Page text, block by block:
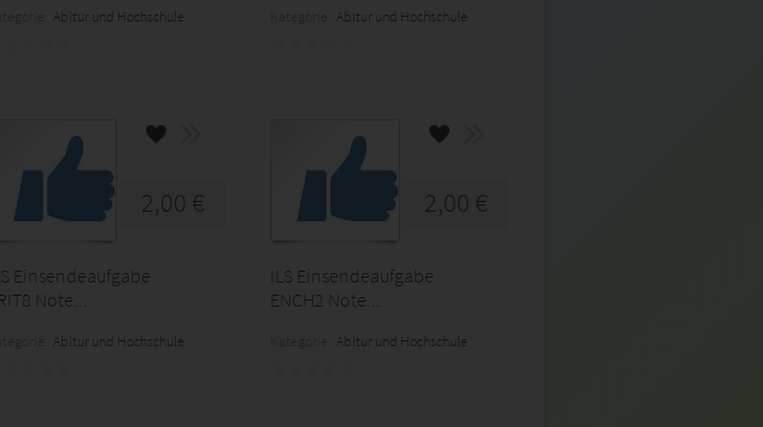
Abitur und Hochschule Abitur und Hochschule
2,00 €
Einsendeaufgabe
Note...
Abitur und Hochschule
2,00 €
ILS Einsendeaufgabe
ENCH2 Note...
Abitur und Hochschule